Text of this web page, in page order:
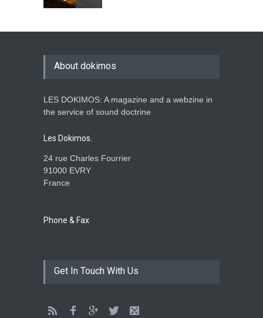
May God speak!
Is the Lord really with me ?
ENSEIGNEMENTS
About dokimos
LES DOKIMOS: A magazine and a webzine in
the service of sound doctrine
Les Dokimos.
24 rue Charles Fourrier
91000 EVRY
France
Phone & Fax
Get In Touch With Us